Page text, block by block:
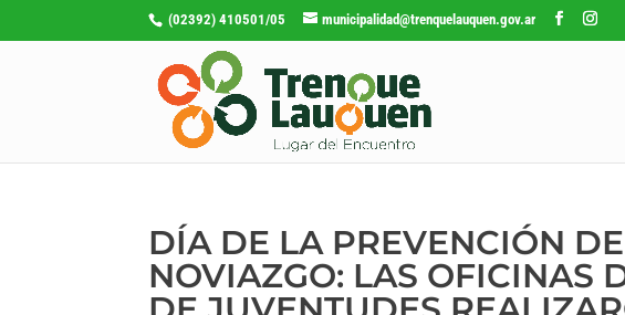
(02392) 410501/05 municipalidad@trenquelauquen.gov.ar
DÍA DE LA PREVENCIÓN
NOVIAZGO: LAS OFICINAS